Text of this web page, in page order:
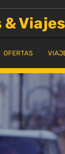
& Viajes
OFERTAS